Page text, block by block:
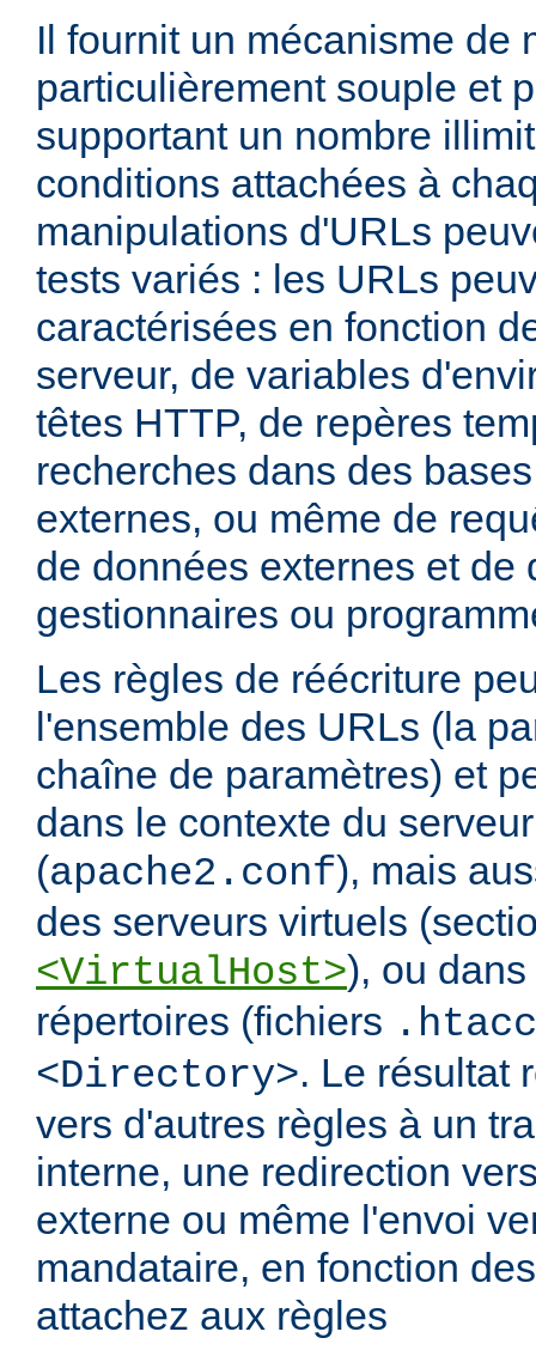
Il fournit un mécanisme de
particulièrement souple et
supportant un nombre
conditions attachées à
manipulations d'URLs
tests variés : les URLs
caractérisées en fonction
serveur, de variables
têtes HTTP, de repères
recherches dans des
externes, ou même de
de données externes et de
gestionnaires ou
Les règles de réécriture
l'ensemble des URLs (la
chaîne de paramètres) et
dans le contexte du
(apache2.conf), mais
des serveurs virtuels
<VirtualHost>), ou
répertoires (fichiers
<Directory>. Le résultat
vers d'autres règles à un
interne, une redirection
externe ou même l'envoi
mandataire, en fonction
attachez aux règles